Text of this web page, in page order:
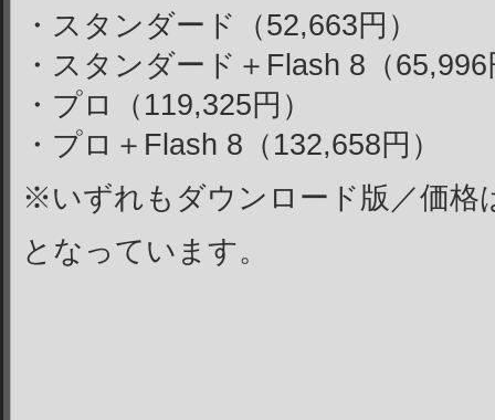
・スタンダード（52,663円）
・スタンダード＋Flash 8（65,996
・プロ（119,325円）
・プロ＋Flash 8（132,658円）
※いずれもダウンロード版／価格
となっています。